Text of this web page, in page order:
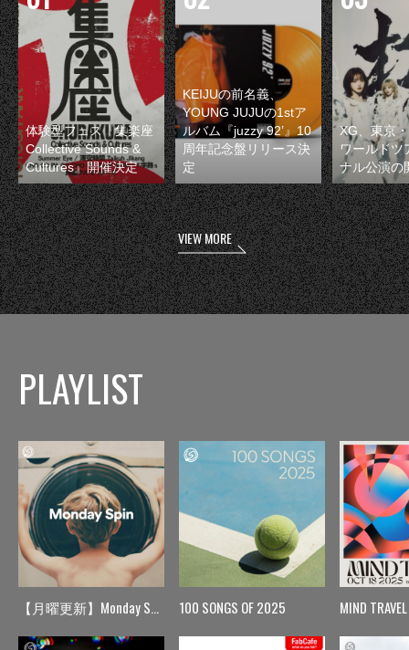
体験型フェス『集楽座
Collective Sounds &
Cultures』開催決定
KEIJUの前名義、
YOUNG JUJUの1stア
ルバム『juzzy 92’』10
周年記念盤リリース決
定
XG、東京
ワールドツ
ナル公演の
VIEW MORE
PLAYLIST
【月曜更新】Monday Spin 100 SONGS OF 2025 MIND TRAVEL